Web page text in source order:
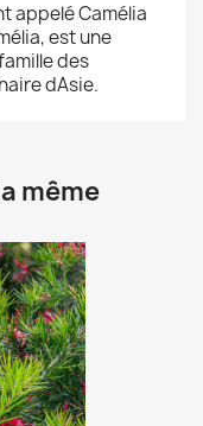
appelé Camélia
est une
des
dAsie.
même